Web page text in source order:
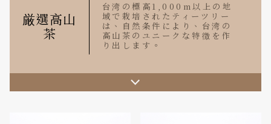
厳選高山
茶
台湾の標高1,000m以上の地
域で栽培されたティーツリー
は、自然条件により、台湾の
高山茶のユニークな特徴を作
り出します。